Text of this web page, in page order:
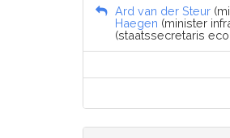
Ard van der Steur
Haegen (minister
(staatssecretaris